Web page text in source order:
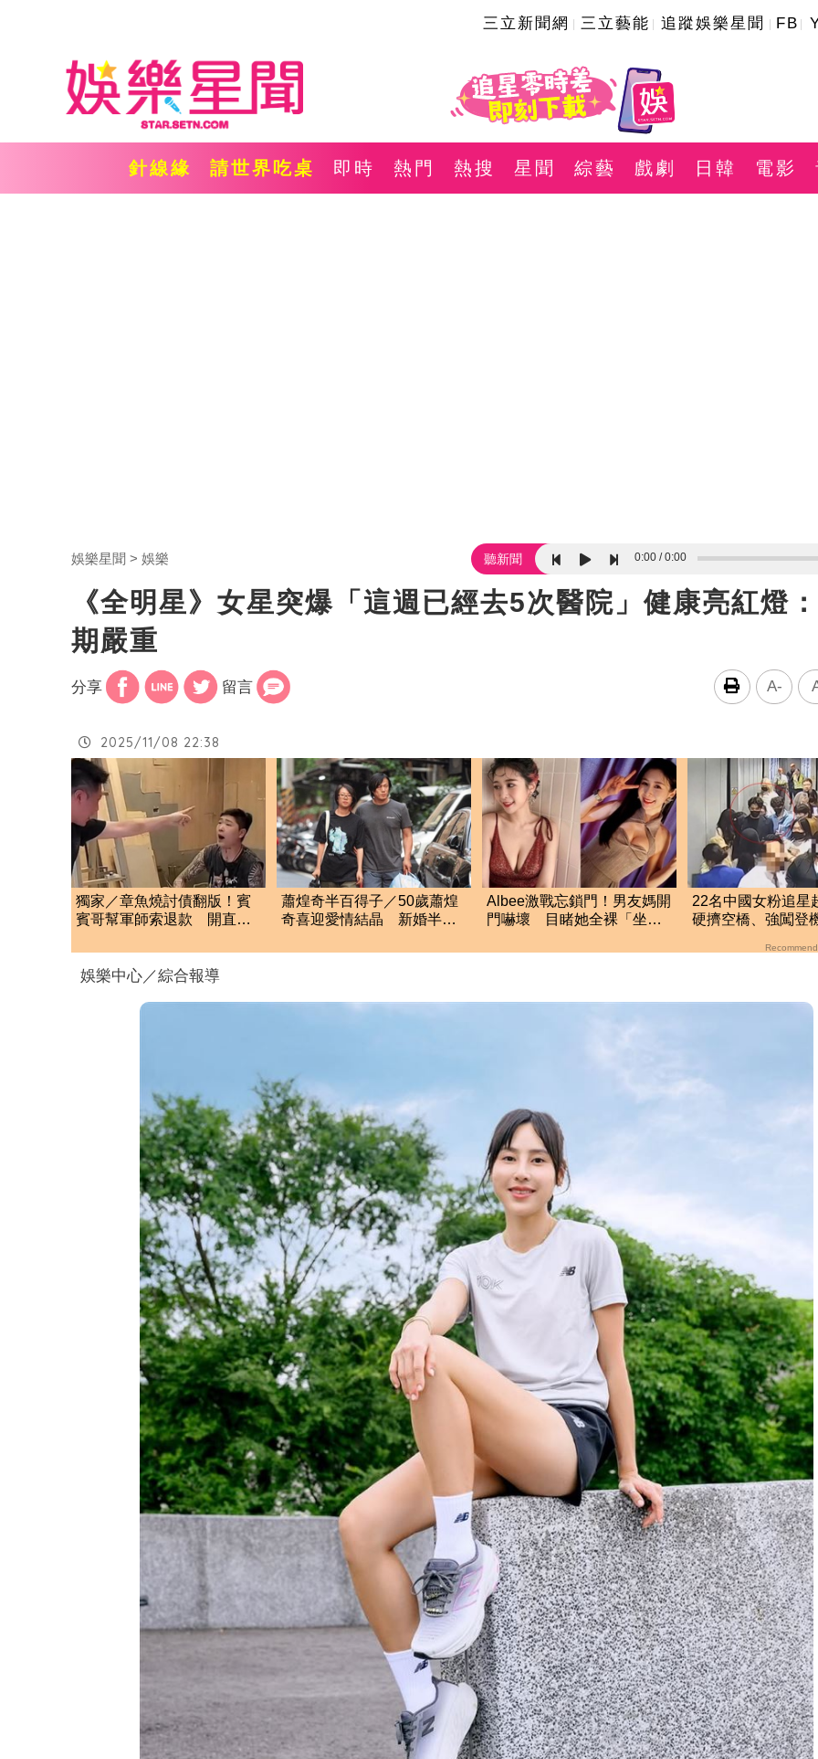
三立新聞網 三立藝能 追蹤娛樂星聞 FB
針線緣 請世界吃桌 即時 熱門 熱搜 星聞 綜藝 戲劇 日韓 電影
娛樂星聞 娛樂 聽新聞 0:00 0:00
《全明星》女星突爆「這週已經去5次醫院」健康亮紅燈
期嚴重
分享 留言 A-
2025/11/08 22:38
獨家／章魚燒討債翻版！賓
賓哥幫軍師索退款 開直播
蕭煌奇半百得子／50歲蕭煌
奇喜迎愛情結晶 新婚半年
Albee激戰忘鎖門！男友媽開
門嚇壞 目睹她全裸「坐她
22名中國女粉追星
硬擠空橋、強闖
娛樂中心／綜合報導